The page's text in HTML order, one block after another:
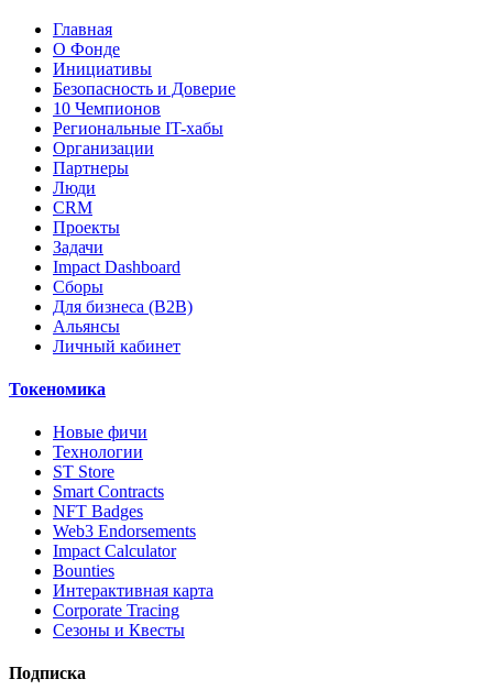
Главная
О Фонде
Инициативы
Безопасность и Доверие
10 Чемпионов
Региональные IT-хабы
Организации
Партнеры
Люди
CRM
Проекты
Задачи
Impact Dashboard
Сборы
Для бизнеса (B2B)
Альянсы
Личный кабинет
Токеномика
Новые фичи
Технологии
ST Store
Smart Contracts
NFT Badges
Web3 Endorsements
Impact Calculator
Bounties
Интерактивная карта
Corporate Tracing
Сезоны и Квесты
Подписка